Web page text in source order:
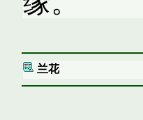
兰花